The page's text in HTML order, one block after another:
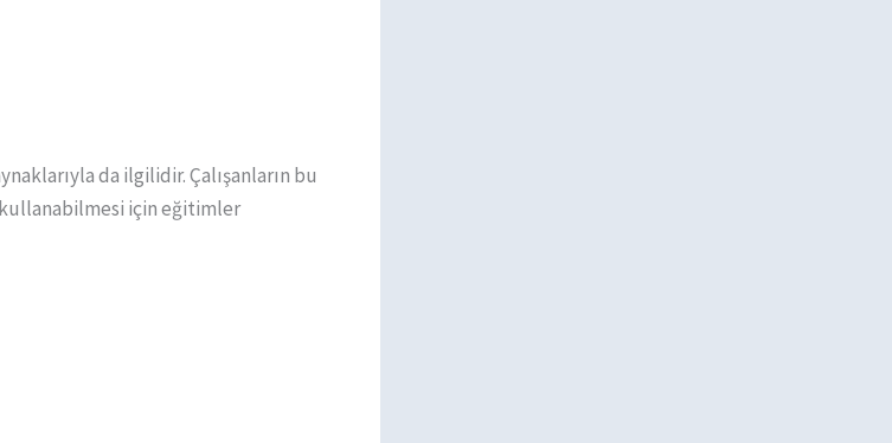
da ilgilidir. Çalışanların bu
için eğitimler